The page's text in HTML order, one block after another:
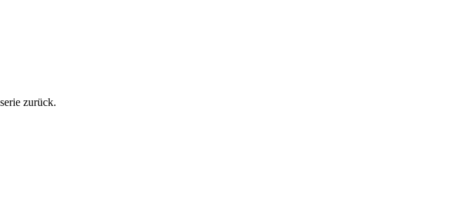
zurück.